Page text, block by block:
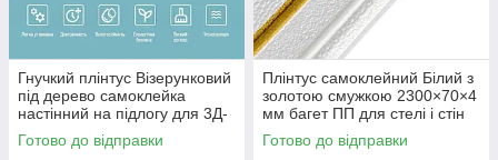
Гнучкий плінтус Візерунковий
під дерево самоклейка
настінний на підлогу для 3Д-
панелей 235×8см SW-
00000756
Готово до відправки
Плінтус самоклейний Білий з
золотою смужкою 2300×70×4
мм багет ПП для стелі і стін
декор SW-00001832
Готово до відправки